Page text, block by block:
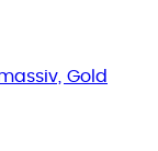
Gold